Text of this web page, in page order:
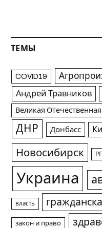
ТЕМЫ
COVID19
Андрей Травников
Великая
ДНР Донбасс
Новосибирск
Украина
власть
закон и право